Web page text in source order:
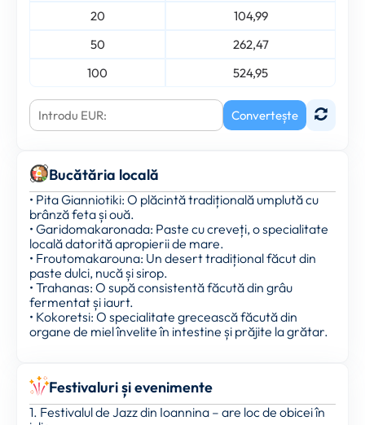
20
104,99
50
262,47
100
524,95
Convertește
Bucătăria locală
• Pita Gianniotiki: O plăcintă tradițională umplută cu
brânză feta și ouă.
• Garidomakaronada: Paste cu creveți, o specialitate
locală datorită apropierii de mare.
• Froutomakarouna: Un desert tradițional făcut din
paste dulci, nucă și sirop.
• Trahanas: O supă consistentă făcută din grâu
fermentat și iaurt.
• Kokoretsi: O specialitate grecească făcută din
organe de miel învelite în intestine și prăjite la grătar.
Festivaluri și evenimente
1. Festivalul de Jazz din Ioannina – are loc de obicei în